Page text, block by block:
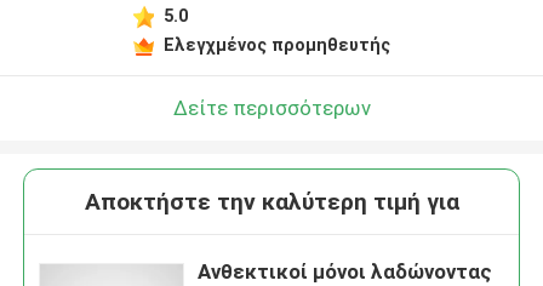
5.0
Ελεγχμένος προμηθευτής
Δείτε περισσότερων
Αποκτήστε την καλύτερη τιμή για
Ανθεκτικοί μόνοι λαδώνοντας